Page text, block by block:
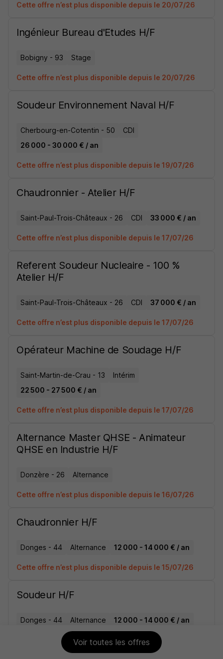
Voir toutes les offres
Cette offre n’est plus disponible depuis le 20/07/26
Ingénieur Bureau d'Etudes H/F
Bobigny - 93 Stage
Cette offre n’est plus disponible depuis le 20/07/26
Soudeur Environnement Naval H/F
Cherbourg-en-Cotentin - 50
CDI
26 000 - 30 000 € / an
Cette offre n’est plus disponible depuis le 19/07/26
Chaudronnier - Atelier H/F
Saint-Paul-Trois-Châteaux - 26 CDI 33 000 € / an
Cette offre n’est plus disponible depuis le 17/07/26
Referent Soudeur Nucleaire - 100 %
Atelier H/F
Saint-Paul-Trois-Châteaux - 26 CDI 37 000 € / an
Cette offre n’est plus disponible depuis le 17/07/26
Opérateur Machine de Soudage H/F
Saint-Martin-de-Crau - 13
Intérim
22 500 - 27 500 € / an
Cette offre n’est plus disponible depuis le 17/07/26
Alternance Master QHSE - Animateur
QHSE en Industrie H/F
Donzère - 26 Alternance
Cette offre n’est plus disponible depuis le 16/07/26
Chaudronnier H/F
Donges - 44 Alternance 12 000 - 14 000 € / an
Cette offre n’est plus disponible depuis le 15/07/26
Soudeur H/F
Donges - 44 Alternance 12 000 - 14 000 € / an
Cette offre n’est plus disponible depuis le 15/07/26